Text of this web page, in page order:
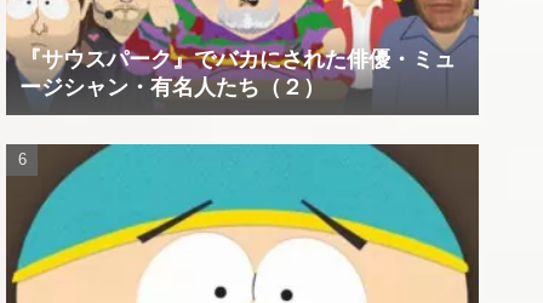
『サウスパーク』でバカにされた俳優・ミュ
ージシャン・有名人たち（２）